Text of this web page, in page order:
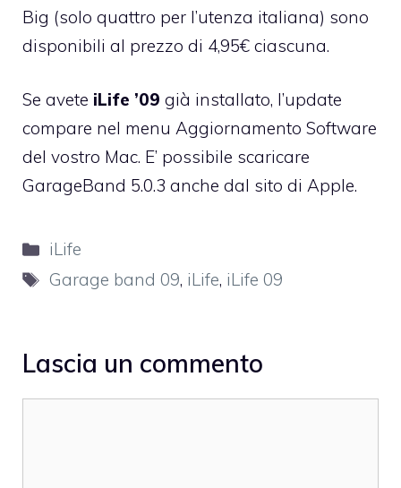
Big (solo quattro per l’utenza italiana) sono
disponibili al prezzo di 4,95€ ciascuna.
Se avete iLife ’09 già installato, l’update
compare nel menu Aggiornamento Software
del vostro Mac. E’ possibile scaricare
GarageBand 5.0.3 anche dal sito di Apple.
Categorie
iLife
Tag
Garage band 09, iLife, iLife 09
Lascia un commento